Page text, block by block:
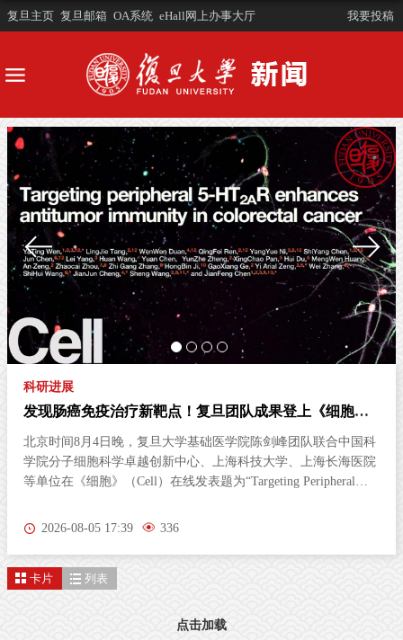
复旦主页 复旦邮箱 OA系统 eHall网上办事大厅 我要投稿
科研进展
发现肠癌免疫治疗新靶点！复旦团队成果登上《细胞》
杂志
北京时间8月4日晚，复旦大学基础医学院陈剑峰团队联合中国科
学院分子细胞科学卓越创新中心、上海科技大学、上海长海医院
等单位在《细胞》（Cell）在线发表题为“Targeting Peripheral
向外周5-HT2AR增强结直肠癌抗肿瘤免疫）”的研究论文。这项
5-HT2AR，能够开启肠道神经与免疫细胞之间的“神秘对话”，唤
升结直肠癌的治疗效果。该发现为结直肠癌的临床治疗提供了新
2026-08-05 17:39 336
卡片 列表
点击加载